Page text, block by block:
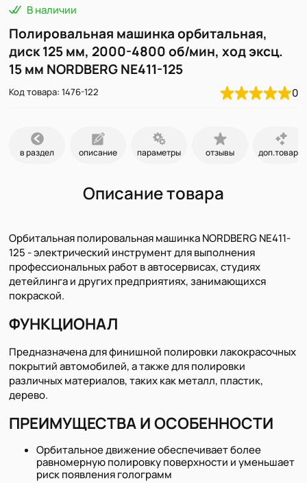
В наличии
Полировальная машинка орбитальная,
диск 125 мм, 2000-4800 об/мин, ход эксц.
15 мм NORDBERG NE411-125
Код товара: 1476-122 0
в раздел описание параметры отзывы доп.товары
Описание товара
Орбитальная полировальная машинка NORDBERG NE411-
125 - электрический инструмент для выполнения
профессиональных работ в автосервисах, студиях
детейлинга и других предприятиях, занимающихся
покраской.
ФУНКЦИОНАЛ
Предназначена для финишной полировки лакокрасочных
покрытий автомобилей, а также для полировки
различных материалов, таких как металл, пластик,
дерево.
ПРЕИМУЩЕСТВА И ОСОБЕННОСТИ
Орбитальное движение обеспечивает более
равномерную полировку поверхности и уменьшает
риск появления голограмм